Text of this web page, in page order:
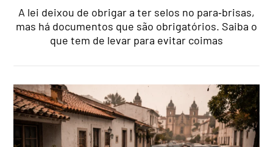
A lei deixou de obrigar a ter selos no para‑brisas,
mas há documentos que são obrigatórios. Saiba o
que tem de levar para evitar coimas